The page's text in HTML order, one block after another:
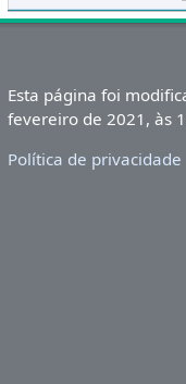
Esta página foi
fevereiro de 2021, às
Política de privacidade